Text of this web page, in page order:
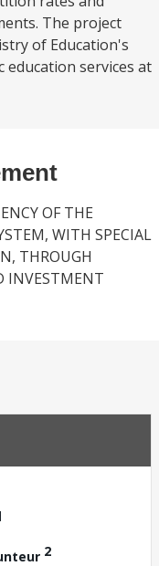
The project
of Education's
education services at
OF THE
WITH SPECIAL
THROUGH
INVESTMENT
2